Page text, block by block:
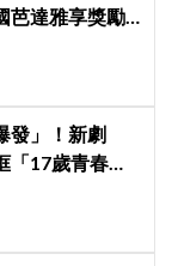
芭達雅享獎勵
發」！新劇
「17歲青春神